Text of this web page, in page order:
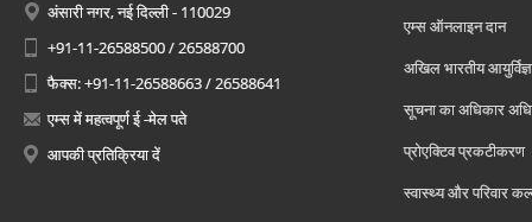
अंसारी नगर, नई दिल्ली - 110029
+91-11-26588500 / 26588700
फैक्स: +91-11-26588663 / 26588641
एम्स में महत्वपूर्ण ई -मेल पते
आपकी प्रतिक्रिया दें
एम्स ऑनलाइन दान
अखिल भारतीय
सूचना का अधिकार
प्रोएक्टिव प्रकटीकरण
स्वास्थ्य और परिवार